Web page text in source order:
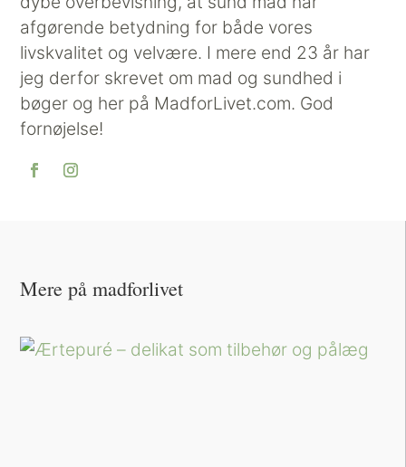
afgørende betydning for både vores
livskvalitet og velvære. I mere end 23 år har
jeg derfor skrevet om mad og sundhed i
bøger og her på MadforLivet.com. God
fornøjelse!
Mere på madforlivet